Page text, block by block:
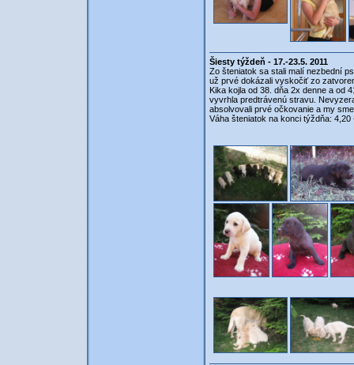
Šiesty týždeň - 17.-23.5. 2011
Zo šteniatok sa stali malí nezbední
už prvé dokázali vyskočiť zo
Kika kojla od 38. dňa 2x denne a od
vyvrhla predtrávenú stravu.
absolvovali prvé očkovanie a my
Váha šteniatok na konci týždňa: 4,20